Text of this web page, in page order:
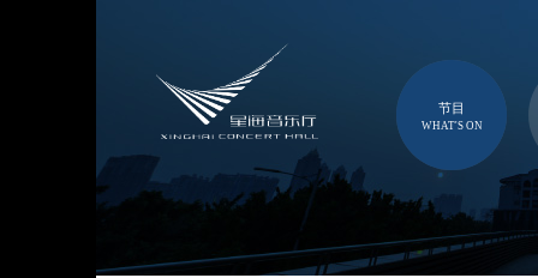
节目
WHAT'S ON